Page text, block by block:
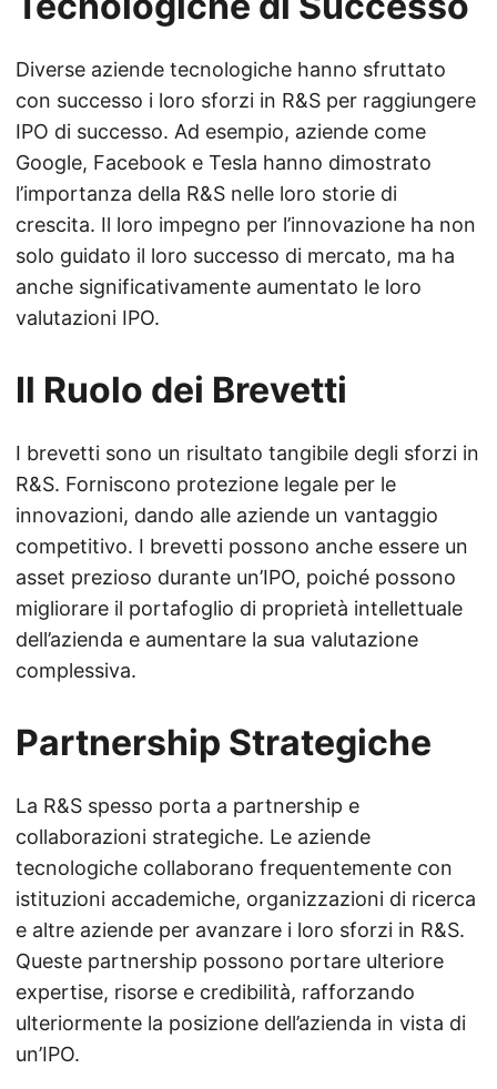
Diverse aziende tecnologiche hanno sfruttato
con successo i loro sforzi in R&S per raggiungere
IPO di successo. Ad esempio, aziende come
Google, Facebook e Tesla hanno dimostrato
l’importanza della R&S nelle loro storie di
crescita. Il loro impegno per l’innovazione ha non
solo guidato il loro successo di mercato, ma ha
anche significativamente aumentato le loro
valutazioni IPO.
Il Ruolo dei Brevetti
I brevetti sono un risultato tangibile degli sforzi in
R&S. Forniscono protezione legale per le
innovazioni, dando alle aziende un vantaggio
competitivo. I brevetti possono anche essere un
asset prezioso durante un’IPO, poiché possono
migliorare il portafoglio di proprietà intellettuale
dell’azienda e aumentare la sua valutazione
complessiva.
Partnership Strategiche
La R&S spesso porta a partnership e
collaborazioni strategiche. Le aziende
tecnologiche collaborano frequentemente con
istituzioni accademiche, organizzazioni di ricerca
e altre aziende per avanzare i loro sforzi in R&S.
Queste partnership possono portare ulteriore
expertise, risorse e credibilità, rafforzando
ulteriormente la posizione dell’azienda in vista di
un’IPO.